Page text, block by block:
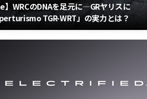
】WRCのDNAを足元に―GRヤリスに
TGR-WRT」の実力とは？